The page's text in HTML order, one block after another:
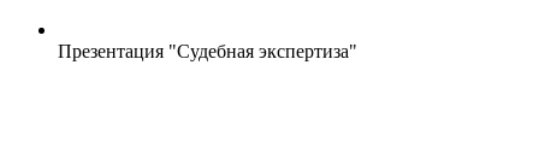
Презентация "Судебная экспертиза"